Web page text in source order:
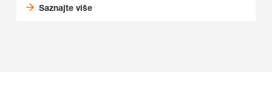
Saznajte više